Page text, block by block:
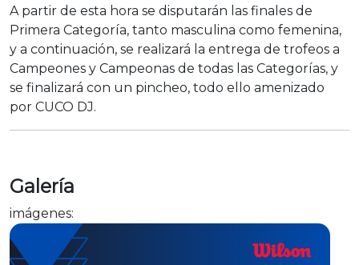
A partir de esta hora se disputarán las finales de
Primera Categoría, tanto masculina como femenina,
y a continuación, se realizará la entrega de trofeos a
Campeones y Campeonas de todas las Categorías, y
se finalizará con un pincheo, todo ello amenizado
por CUCO DJ.
Galería
imágenes: